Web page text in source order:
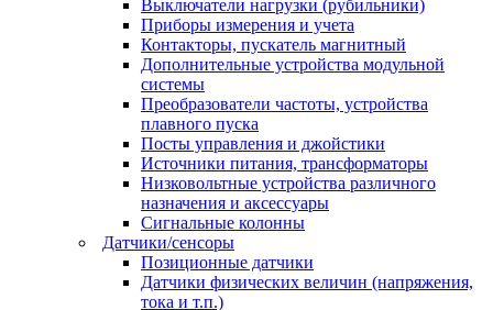
Выключатели нагрузки (рубильники)
Приборы измерения и учета
Контакторы, пускатель магнитный
Дополнительные устройства модульной
системы
Преобразователи частоты, устройства
плавного пуска
Посты управления и джойстики
Источники питания, трансформаторы
Низковольтные устройства различного
назначения и аксессуары
Сигнальные колонны
Датчики/сенсоры
Позиционные датчики
Датчики физических величин (напряжения,
тока и т.п.)